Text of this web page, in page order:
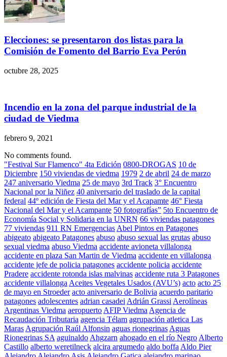
Elecciones: se presentaron dos listas para la
Comisión de Fomento del Barrio Eva Perón
octubre 28, 2025
Incendio en la zona del parque industrial de la
ciudad de Viedma
febrero 9, 2021
No comments found.
"Festival Sur Flamenco" 4ta Edición 0800-DROGAS 10 de
Diciembre 150 viviendas de viedma 1979 2 de abril 24 de marzo
247 aniversario Viedma 25 de mayo 3rd Track 3° Encuentro
Nacional por la Niñez 40 aniversario del traslado de la capital
federal 44º edición de Fiesta del Mar y el Acapamte 46° Fiesta
Nacional del Mar y el Acampante 50 fotografías” 5to Encuentro de
Economía Social y Solidaria en la UNRN 66 viviendas patagones
77 viviendas 911 RN Emergencias Abel Pintos en Patagones
abigeato abigeato Patagones abuso abuso sexual las grutas abuso
sexual viedma abuso Viedma accidente avioneta villalonga
accidente en plaza San Martin de Viedma accidente en villalonga
accidente jefe de policia patagones accidente policia accidente
Pradere accidente rotonda islas malvinas accidente ruta 3 Patagones
accidente villalonga Aceites Vegetales Usados (AVU’s) acto acto 25
de mayo en Stroeder acto aniversario de Bolivia acuerdo paritario
patagones adolescentes adrian casadei Adrián Grassi Aerolíneas
Argentinas Viedma aeropuerto AFIP Viedma Agencia de
Recaudación Tributaria agencia Télam agrupación atletica Las
Maras Agrupación Raúl Alfonsin aguas rionegrinas Aguas
Rionegrinas SA aguinaldo Ahgzarn ahogado en el río Negro Alberto
Castillo alberto weretilneck alcira argumedo aldo boffa Aldo Pier